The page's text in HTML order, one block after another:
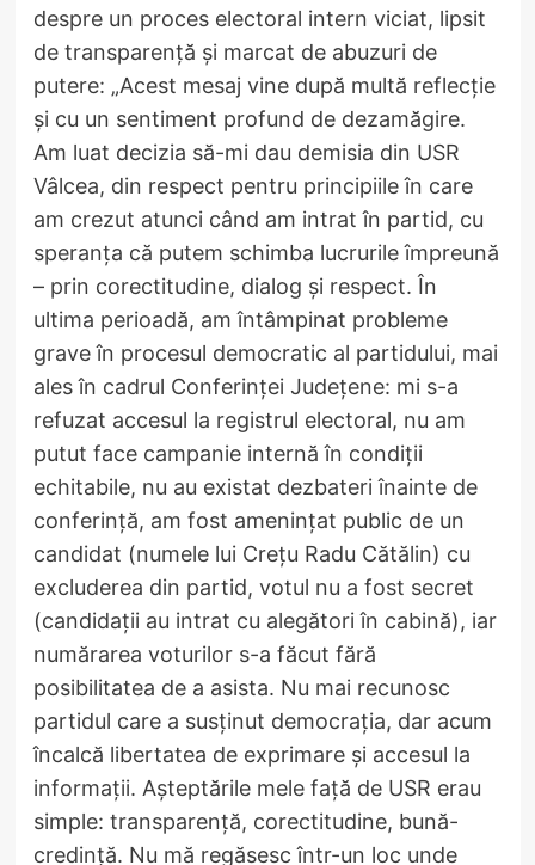
despre un proces electoral intern viciat, lipsit
de transparență și marcat de abuzuri de
putere: „Acest mesaj vine după multă reflecție
și cu un sentiment profund de dezamăgire.
Am luat decizia să-mi dau demisia din USR
Vâlcea, din respect pentru principiile în care
am crezut atunci când am intrat în partid, cu
speranța că putem schimba lucrurile împreună
– prin corectitudine, dialog și respect. În
ultima perioadă, am întâmpinat probleme
grave în procesul democratic al partidului, mai
ales în cadrul Conferinței Județene: mi s-a
refuzat accesul la registrul electoral, nu am
putut face campanie internă în condiții
echitabile, nu au existat dezbateri înainte de
conferință, am fost amenințat public de un
candidat (numele lui Crețu Radu Cătălin) cu
excluderea din partid, votul nu a fost secret
(candidații au intrat cu alegători în cabină), iar
numărarea voturilor s-a făcut fără
posibilitatea de a asista. Nu mai recunosc
partidul care a susținut democrația, dar acum
încalcă libertatea de exprimare și accesul la
informații. Așteptările mele față de USR erau
simple: transparență, corectitudine, bună-
credință. Nu mă regăsesc într-un loc unde